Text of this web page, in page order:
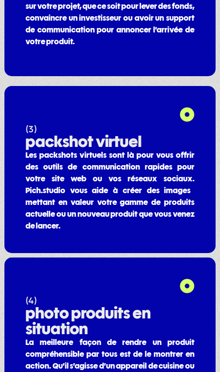
sur votre projet, que ce soit pour lever des fonds,
convaincre un investisseur ou avoir un support
de communication pour annoncer l’arrivée de
votre produit.
(3)
packshot virtuel
Les packshots virtuels sont là pour vous offrir
des outils de communication rapides pour
votre site web ou vos réseaux sociaux.
Pich.studio vous aide à créer des images
mettant en valeur votre gamme de produits
actuelle ou un nouveau produit que vous venez
de lancer.
(4)
photo produits en
situation
La meilleure façon de rendre un produit
compréhensible par tous est de le montrer en
action. Qu’il s’agisse d’un appareil de cuisine ou